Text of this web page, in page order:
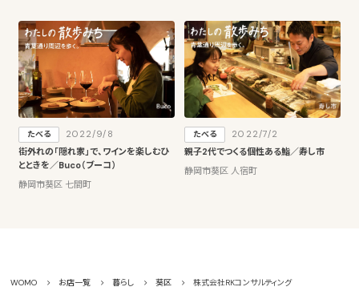
たべる
2022/9/8
街外れの「隠れ家」で、ワインを楽しむひ
とときを／Buco（ブーコ）
静岡市葵区 七間町
たべる
2022/7/2
親子2代でつくる個性ある鮨／寿し市
静岡市葵区 人宿町
WOMO お店一覧 暮らし 葵区 株式会社RKコンサルティング